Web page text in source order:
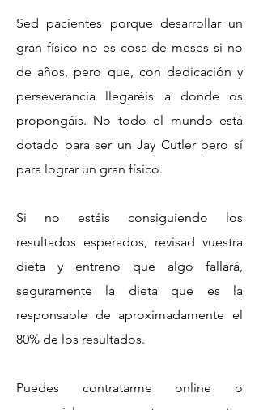
Sed pacientes porque desarrollar un
gran físico no es cosa de meses si no
de años, pero que, con dedicación y
perseverancia llegaréis a donde os
propongáis. No todo el mundo está
dotado para ser un Jay Cutler pero sí
para lograr un gran físico.
Si no estáis consiguiendo los
resultados esperados, revisad vuestra
dieta y entreno que algo fallará,
seguramente la dieta que es la
responsable de aproximadamente el
80% de los resultados.
Puedes contratarme online o